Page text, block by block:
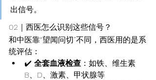
出信号。
02｜西医怎么识别这些信号？
和中医靠“望闻问切”不同，西医用的是系
统评估：
✔️ 全套血液检查 ：如铁、维生素
B、D、激素、甲状腺等